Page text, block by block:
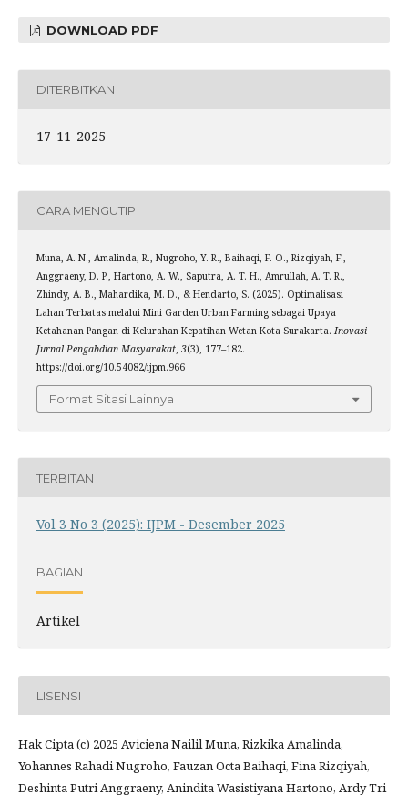
DOWNLOAD PDF
DITERBITKAN
17-11-2025
CARA MENGUTIP
Muna, A. N., Amalinda, R., Nugroho, Y. R., Baihaqi, F. O., Rizqiyah, F.,
Anggraeny, D. P., Hartono, A. W., Saputra, A. T. H., Amrullah, A. T. R.,
Zhindy, A. B., Mahardika, M. D., & Hendarto, S. (2025). Optimalisasi
Lahan Terbatas melalui Mini Garden Urban Farming sebagai Upaya
Ketahanan Pangan di Kelurahan Kepatihan Wetan Kota Surakarta. Inovasi
Jurnal Pengabdian Masyarakat, 3(3), 177–182.
https://doi.org/10.54082/ijpm.966
Format Sitasi Lainnya
TERBITAN
Vol 3 No 3 (2025): IJPM - Desember 2025
BAGIAN
Artikel
LISENSI
Hak Cipta (c) 2025 Aviciena Nailil Muna, Rizkika Amalinda,
Yohannes Rahadi Nugroho, Fauzan Octa Baihaqi, Fina Rizqiyah,
Deshinta Putri Anggraeny, Anindita Wasistiyana Hartono, Ardy Tri